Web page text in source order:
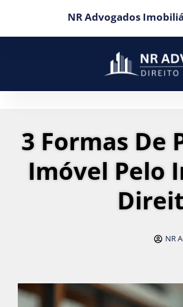
NR Advogados
3 Formas De
Imóvel Pelo
NR